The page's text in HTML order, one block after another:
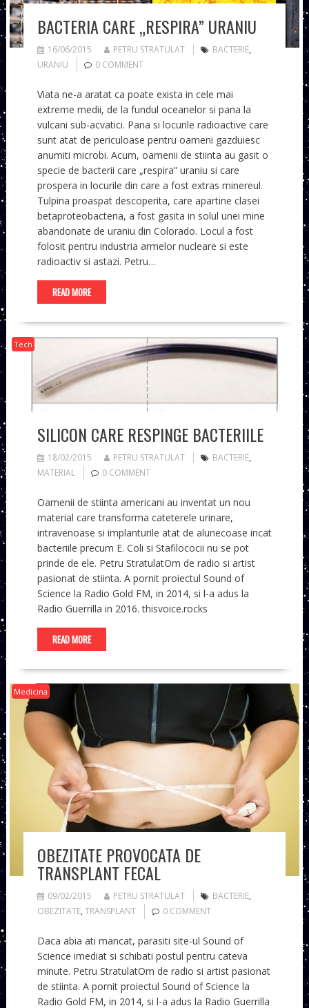
BACTERIA CARE „RESPIRA” URANIU
16/06/2015 PETRU STRATULAT BACTERIE,
URANIU
0 COMMENT
Viata ne-a aratat ca poate exista in cele mai
extreme medii, de la fundul oceanelor si pana la
vulcani sub-acvatici. Pana si locurile radioactive care
sunt atat de periculoase pentru oameni gazduiesc
anumiti microbi. Acum, oamenii de stiinta au gasit o
specie de bacterii care „respira” uraniu si care
prospera in locurile din care a fost extras minereul.
Tulpina proaspat descoperita, care apartine clasei
betaproteobacteria, a fost gasita in solul unei mine
abandonate de uraniu din Colorado. Locul a fost
folosit pentru industria armelor nucleare si este
radioactiv si astazi. Petru…
READ MORE
Tech
SILICON CARE RESPINGE BACTERIILE
18/02/2015 PETRU STRATULAT BACTERIE,
MATERIAL
0 COMMENT
Oamenii de stiinta americani au inventat un nou
material care transforma cateterele urinare,
intravenoase si implanturile atat de alunecoase incat
bacteriile precum E. Coli si Stafilococii nu se pot
prinde de ele. Petru StratulatOm de radio si artist
pasionat de stiinta. A pornit proiectul Sound of
Science la Radio Gold FM, in 2014, si l-a adus la
Radio Guerrilla in 2016. thisvoice.rocks
READ MORE
Medicina
OBEZITATE PROVOCATA DE
TRANSPLANT FECAL
09/02/2015 PETRU STRATULAT BACTERIE,
OBEZITATE, TRANSPLANT 0 COMMENT
Daca abia ati mancat, parasiti site-ul Sound of
Science imediat si schibati postul pentru cateva
minute. Petru StratulatOm de radio si artist pasionat
de stiinta. A pornit proiectul Sound of Science la
Radio Gold FM, in 2014, si l-a adus la Radio Guerrilla